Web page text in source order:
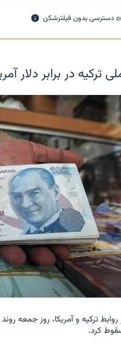
دسترسی بدون فیلترشکن
در برابر دلار آمریکا در یک
ترکیه و آمریکا، روز جمعه